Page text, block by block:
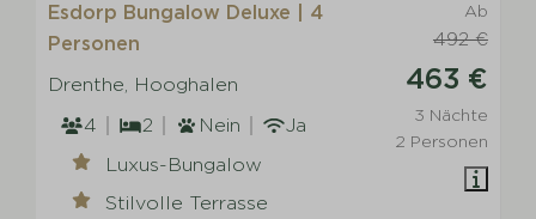
Ab
492 €
463 €
3 Nächte
2 Personen
Esdorp Bungalow Deluxe | 4
Personen
Drenthe, Hooghalen
4
2 Nein
Ja
Luxus-Bungalow
Stilvolle Terrasse